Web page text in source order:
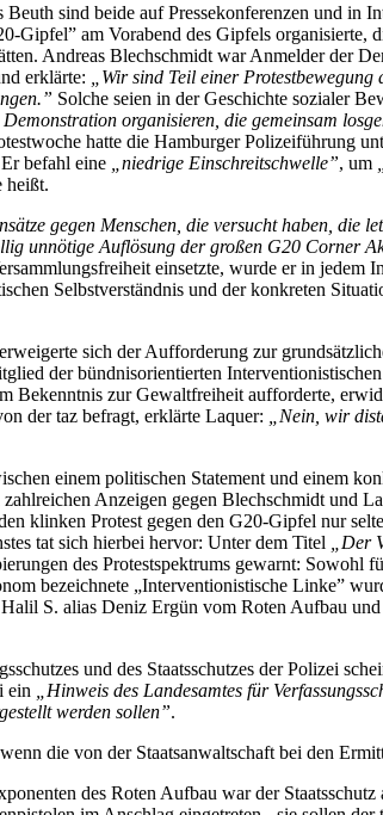
sind beide auf Pressekonferenzen und in
Gipfel” am Vorabend des Gipfels
Andreas Blechschmidt war Anmelder der
erklärte:
„Wir sind Teil einer
Solche seien in der Geschichte sozialer
organisieren, die gemeinsam
hatte die Hamburger Polizeiführung
befahl eine
„niedrige Einschreitschwelle”, um
heißt.
gegen Menschen, die versucht haben, die
unnötige Auflösung der großen G20 Corner
einsetzte, wurde er in
Selbstverständnis und der konkreten
sich der Aufforderung zur
der bündnisorientierten
Bekenntnis zur Gewaltfreiheit aufforderte,
der taz befragt, erklärte Laquer:
„Nein, wir
einem politischen Statement und einem
zahlreichen Anzeigen gegen Blechschmidt und
klinken Protest gegen den G20-Gipfel nur
tat sich hierbei hervor: Unter dem Titel
„Der
des Protestspektrums gewarnt:
bezeichnete „Interventionistische Linke”
S. alias Deniz Ergün vom Roten Aufbau
und des Staatsschutzes der Polizei
ein
„Hinweis des Landesamtes für
werden sollen”.
die von der Staatsanwaltschaft bei den
des Roten Aufbau war der